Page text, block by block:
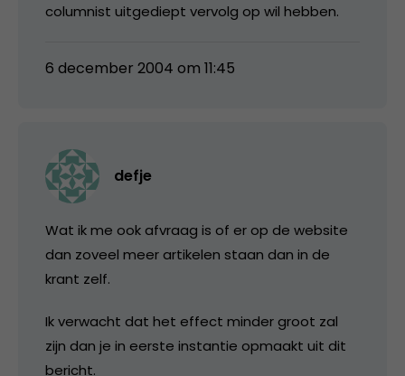
columnist uitgediept vervolg op wil hebben.
6 december 2004 om 11:45
defje
Wat ik me ook afvraag is of er op de website
dan zoveel meer artikelen staan dan in de
krant zelf.
Ik verwacht dat het effect minder groot zal
zijn dan je in eerste instantie opmaakt uit dit
bericht.